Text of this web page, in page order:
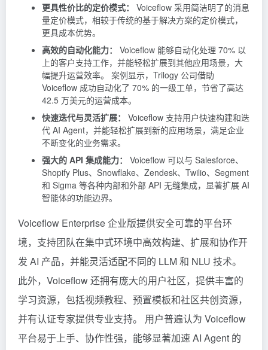
更具性价比的定价模式：
Voiceflow 采用简洁明了的消息
量定价模式，相较于传统的基于解决方案的定价模式，
更具成本优势。
高效的自动化能力：
Voiceflow 能够自动化处理 70% 以
上的客户支持工作，并能轻松扩展到其他应用场景，大
幅提升运营效率。 案例显示，Trilogy 公司借助
Voiceflow 成功自动化了 70% 的一级工单，节省了高达
42.5 万美元的运营成本。
快速迭代与灵活扩展：
Voiceflow 支持用户快速构建和迭
代 AI Agent，并能轻松扩展到新的应用场景，满足企业
不断变化的业务需求。
强大的 API 集成能力：
Voiceflow 可以与 Salesforce、
Shopify Plus、Snowflake、Zendesk、Twilio、Segment
和 Sigma 等各种内部和外部 API 无缝集成，显著扩展 AI
智能体的功能边界。
Voiceflow Enterprise 企业版提供安全可靠的平台环
境，支持团队在集中式环境中高效构建、扩展和协作开
发 AI 产品，并能灵活适配不同的 LLM 和 NLU 技术。
此外，Voiceflow 还拥有庞大的用户社区，提供丰富的
学习资源，包括视频教程、预置模板和社区共创资源，
并有认证专家提供专业支持。 用户普遍认为 Voiceflow
平台易于上手、协作性强，能够显著加速 AI Agent 的